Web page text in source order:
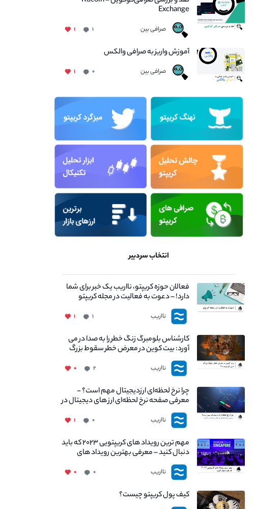
Exchange
صرافی بین ۱ ۱
آموزش واریز به صرافی والکس
صرافی بین ۰ ۱
انتخاب سردبیر
فعالان حوزه کریپتو، نااریب یک خبر برای شما
دارد! – دعوت به فعالیت در مجله کریپتو
نااریب ۱ ۱
کارشناس بلومبرگ زنگ خطر را به صدا در می
آورد: بیت کوین در معرض خطر سقوط بزرگ
است - دلیل آن چیست؟
نااریب ۲ ۰
چرا نرخ لحظه‌ای ارزدیجیتال مهم است؟ -
معرفی صفحه نرخ لحظه‌ای ارز های دیجیتال در
نااریب
نااریب ۰ ۱
مهم ترین رویداد های کریپتویی ۲۰۲۳ که باید
دنبال کنید – معرفی بهترین رویداد های
جهانی
نااریب ۰ ۰
کیف پول کریپتو چیست؟